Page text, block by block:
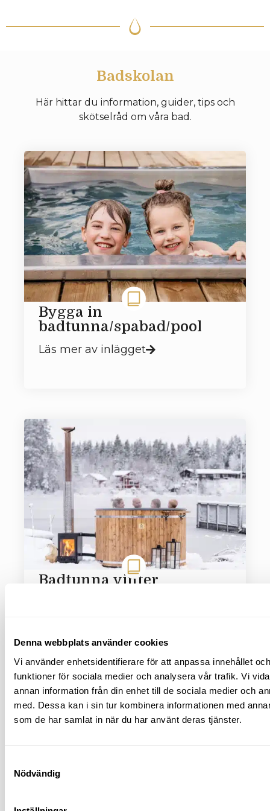
Denna webbplats använder cookies
Vi använder enhetsidentifierare för att anpassa innehållet
funktioner för sociala medier och analysera vår trafik. Vi
annan information från din enhet till de sociala medier och
med. Dessa kan i sin tur kombinera informationen med
som de har samlat in när du har använt deras tjänster.
Nödvändig
Badskolan
Här hittar du information, guider, tips och
skötselråd om våra bad.
Bygga in
badtunna/spabad/pool
Läs mer av inlägget
Badtunna vinter